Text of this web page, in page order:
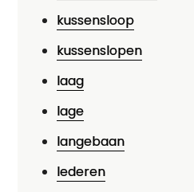
kussensloop
kussenslopen
laag
lage
langebaan
lederen